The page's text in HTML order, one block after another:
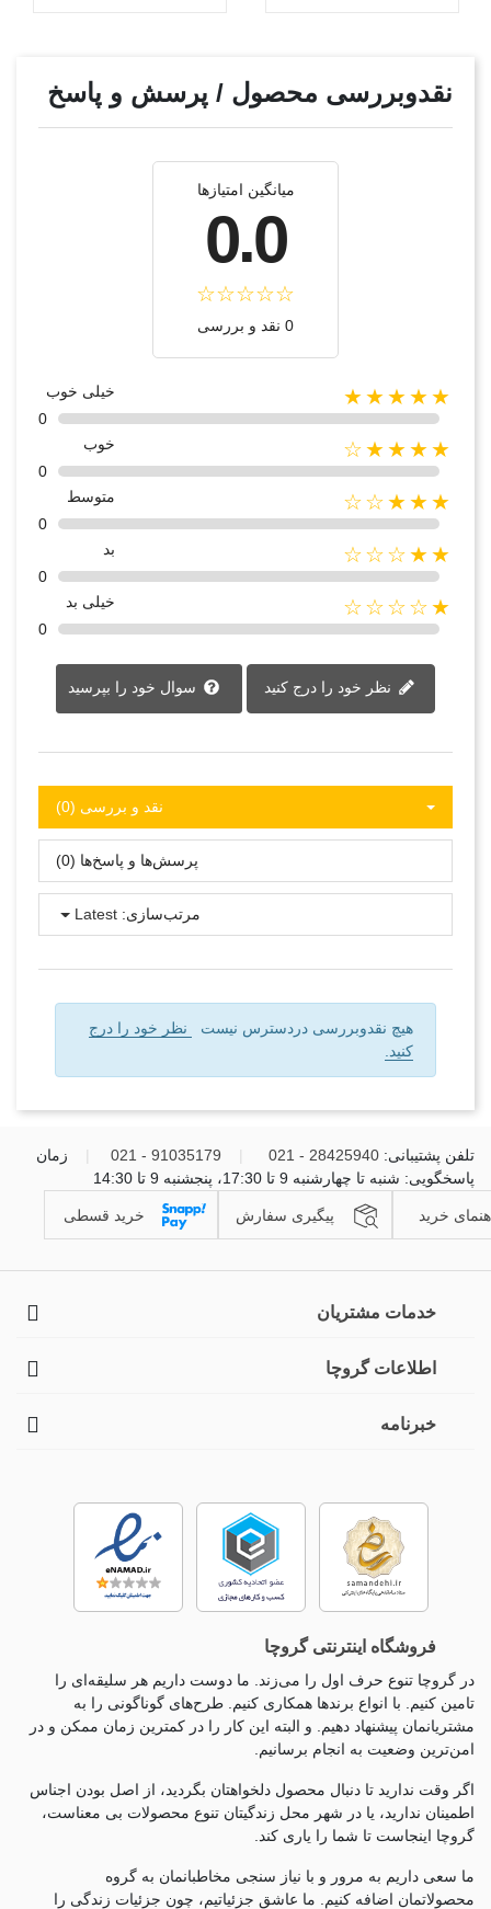
نقدوبررسی محصول / پرسش و پاسخ
میانگین امتیازها
0.0
0 نقد و بررسی
★★★★★
خیلی خوب
0
★★★★☆
خوب
0
★★★☆☆
متوسط
0
★★☆☆☆
بد
0
★☆☆☆☆
خیلی بد
0
سوال خود را بپرسید
نقد و بررسی‌‌ (0)
پرسش‌ها و پاسخ‌ها (0)
مرتب‌سازی: Latest
هیچ نقدوبررسی دردسترس نیست
نظر خود را درج
کنید.
تلفن پشتیبانی: 28425940 - 021
91035179 - 021
زمان
پاسخگویی: شنبه تا چهارشنبه 9 تا 17:30، پنجشنبه 9 تا 14:30
خرید پیگیری سفارش خرید قسطی
خدمات مشتریان
اطلاعات گروچا
خبرنامه
فروشگاه اینترنتی گروچا
در گروچا تنوع حرف اول را می‌زند. ما دوست داریم هر سلیقه‌ای را
تامین کنیم. با انواع برندها همکاری کنیم. طرح‌های گوناگونی را به
مشتریانمان پیشنهاد دهیم. و البته این کار را در کمترین زمان ممکن و در
امن‌ترین وضعیت به انجام برسانیم.
اگر وقت ندارید تا دنبال محصول دلخواهتان بگردید، از اصل بودن اجناس
اطمینان ندارید، یا در شهر محل زندگیتان تنوع محصولات بی معناست،
گروچا اینجاست تا شما را یاری کند.
ما سعی داریم به مرور و با نیاز سنجی مخاطبانمان به گروه
محصولاتمان اضافه کنیم. ما عاشق جزئياتیم، چون جزئيات زندگی را